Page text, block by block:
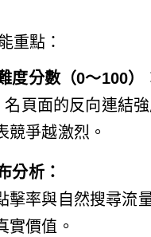
重點：
度分數（0～100）
頁面的反向連結
競爭越激烈。
分析：
擊率與自然搜尋流
實價值。